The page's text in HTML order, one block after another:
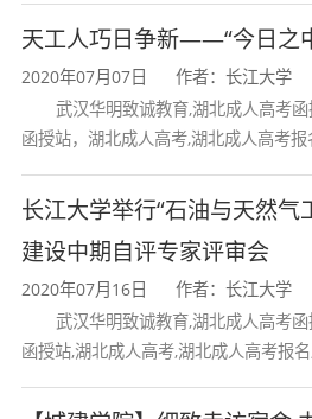
参加所在地的学习中心组
1、入学考试时间：2020
年3月15日
采用人脸识别在线考试。
3、学生在报名之后登陆学
测试、预约考试、查询成
4、录取：学校公布的录取
过了我校的入学考试，获
天工人巧日争新——“今日之
2020年07月07日
作者：长江大学
武汉华明致诚教育,湖北成人高考
函授站，湖北成人高考,湖北成人高考
长江大学举行“石油与天然气
建设中期自评专家评审会
2020年07月16日
作者：长江大学
武汉华明致诚教育,湖北成人高考
函授站,湖北成人高考,湖北成人高考报